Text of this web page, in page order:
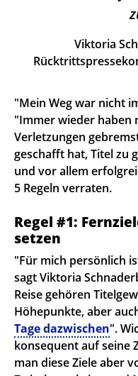
Viktoria
"Mein Weg war nicht
"Immer wieder haben
Verletzungen
geschafft hat, Titel zu
und vor allem
5 Regeln verraten.
Regel #1:
setzen
"Für mich persönlich
sagt Viktoria
Reise gehören
Höhepunkte, aber
Tage dazwischen".
konsequent auf seine
man diese Ziele aber